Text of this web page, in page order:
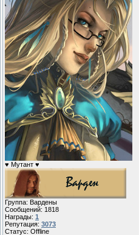
♥ Мутант ♥
Группа: Вардены
Сообщений: 1818
Награды: 1
Репутация: 3073
Статус: Offline